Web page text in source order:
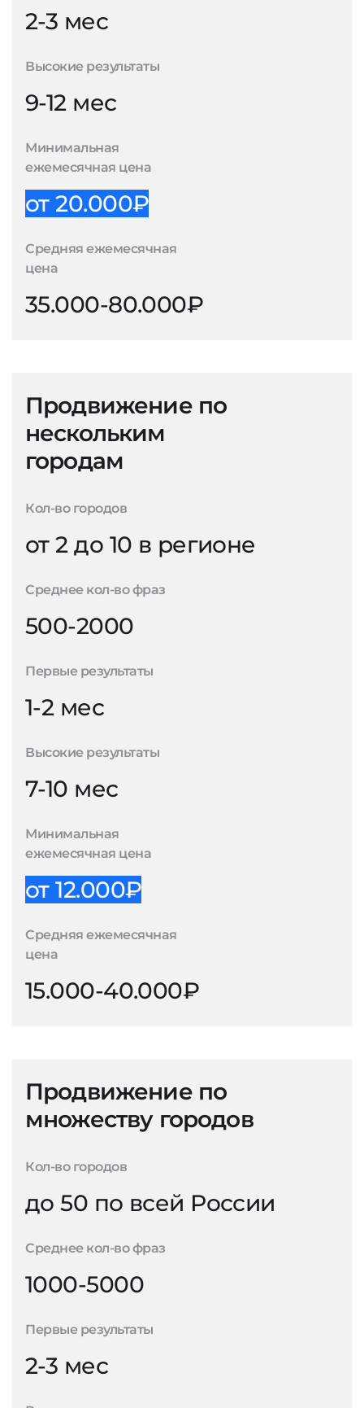
2-3 мес
Высокие результаты
9-12 мес
Минимальная
ежемесячная цена
от 20.000₽
Средняя ежемесячная
цена
35.000-80.000₽
Продвижение по
нескольким
городам
Кол-во городов
от 2 до 10 в регионе
Среднее кол-во фраз
500-2000
Первые результаты
1-2 мес
Высокие результаты
7-10 мес
Минимальная
ежемесячная цена
от 12.000₽
Средняя ежемесячная
цена
15.000-40.000₽
Продвижение по
множеству городов
Кол-во городов
до 50 по всей России
Среднее кол-во фраз
1000-5000
Первые результаты
2-3 мес